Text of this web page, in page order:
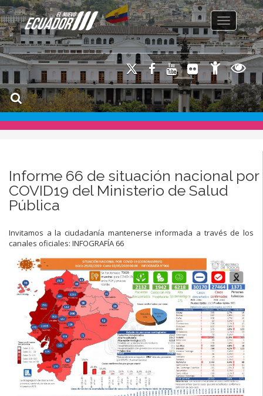
Toggle
Informe 66 de situación nacional por
COVID19 del Ministerio de Salud
Pública
Invitamos a la ciudadanía mantenerse informada a través de los
canales oficiales: INFOGRAFÍA 66